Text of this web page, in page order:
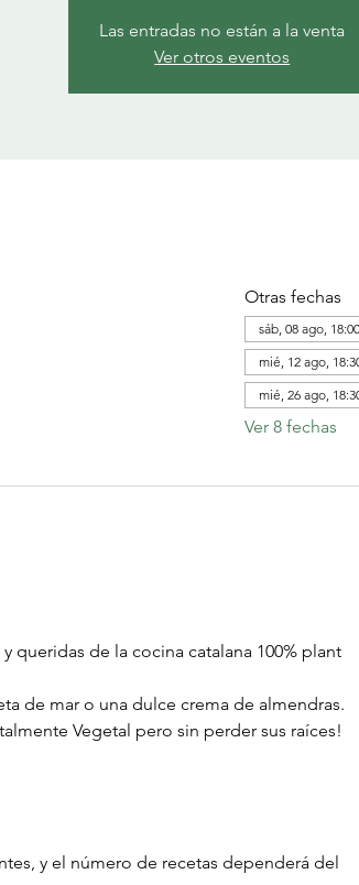
Las entradas no están a la venta
Ver otros eventos
Otras fechas
sáb, 08 ago, 18:00
mié, 12 ago,
mié, 26 ago,
Ver 8 fechas
queridas de la cocina catalana 100% plant
de mar o una dulce crema de almendras.
Vegetal pero sin perder sus raíces!
y el número de recetas dependerá del